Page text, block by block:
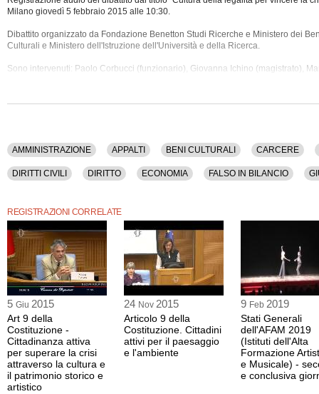
Milano giovedì 5 febbraio 2015 alle 10:30.
Dibattito organizzato da Fondazione Benetton Studi Ricerche e Ministero dei
Culturali e Ministero dell'Istruzione dell'Università e della Ricerca.
Sono intervenuti: Paolo Corbucci (funzionario), Giovanna Ichino (magistrato),
Istruzione Superiore Paolo Frisi di Milano), Paolo Parisi (direttore della
Costituzione, Criminalita', Crisi, Cultura, Diritti Civili, Diritto, Economia, Falso In
Impresa, Informazione, Istruzione, Lavori Pubblici, Legge, Mafia, Magistratura,
Politica, Privato, Scandali, Scuola, Societa', Stato, Studenti.
AMMINISTRAZIONE APPALTI BENI CULTURALI CARCERE
DIRITTI CIVILI DIRITTO ECONOMIA FALSO IN BILANCIO
STUDENTI
REGISTRAZIONI CORRELATE
5 Giu 2015
Art 9 della
Costituzione -
Cittadinanza attiva
per superare la crisi
attraverso la cultura e
il patrimonio storico e
artistico
24 Nov 2015
Articolo 9 della
Costituzione. Cittadini
attivi per il paesaggio
e l'ambiente
9 Feb 2019
Stati Generali
dell'AFAM 2019
(Istituti dell'Alta
Formazione
e Musicale) -
e conclusiva